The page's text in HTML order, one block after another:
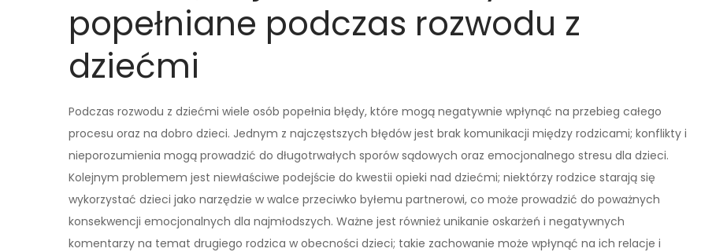
popełniane podczas rozwodu z
dziećmi
Podczas rozwodu z dziećmi wiele osób popełnia błędy, które mogą negatywnie wpłynąć na przebieg całego
procesu oraz na dobro dzieci. Jednym z najczęstszych błędów jest brak komunikacji między rodzicami; konflikty i
nieporozumienia mogą prowadzić do długotrwałych sporów sądowych oraz emocjonalnego stresu dla dzieci.
Kolejnym problemem jest niewłaściwe podejście do kwestii opieki nad dziećmi; niektórzy rodzice starają się
wykorzystać dzieci jako narzędzie w walce przeciwko byłemu partnerowi, co może prowadzić do poważnych
konsekwencji emocjonalnych dla najmłodszych. Ważne jest również unikanie oskarżeń i negatywnych
komentarzy na temat drugiego rodzica w obecności dzieci; takie zachowanie może wpłynąć na ich relacje i